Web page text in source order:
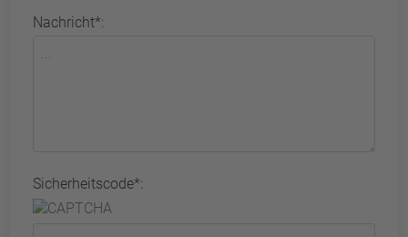
Nachricht*:
Sicherheitscode*: